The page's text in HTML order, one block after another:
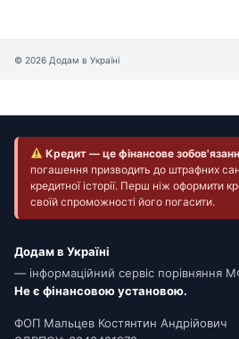
© 2026 Додам в Україні
Кредит — це фінансове
погашення призводить до штрафних
кредитної історії. Перш ніж оформити
своїй спроможності його погасити.
Додам в Україні
— інформаційний сервіс порівняння
Не є фінансовою установою.
ФОП Мальцев Костянтин Андрійович